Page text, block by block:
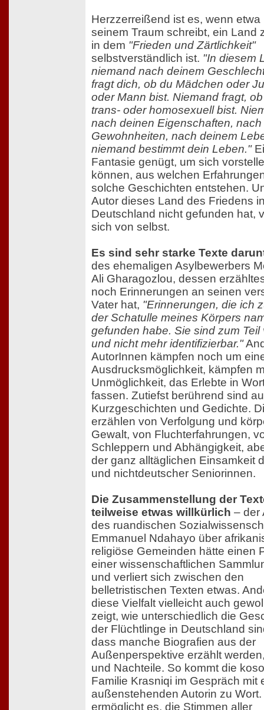
Herzzerreißend ist es, wenn etwa
seinem Traum schreibt, ein Land
in dem "Frieden und Zärtlichkeit"
selbstverständlich ist. "In diesem
niemand nach deinem
fragt dich, ob du Mädchen oder
oder Mann bist. Niemand fragt,
trans- oder homosexuell bist.
nach deinen Eigenschaften,
Gewohnheiten, nach deinem
niemand bestimmt dein Leben."
Fantasie genügt, um sich
können, aus welchen
solche Geschichten entstehen.
Autor dieses Land des Friedens
Deutschland nicht gefunden hat,
sich von selbst.
Es sind sehr starke Texte
des ehemaligen Asylbewerbers
Ali Gharagozlou, dessen
noch Erinnerungen an seinen
Vater hat, "Erinnerungen, die ich
der Schatulle meines Körpers
gefunden habe. Sie sind zum Teil
und nicht mehr identifizierbar."
AutorInnen kämpfen noch um
Ausdrucksmöglichkeit, kämpfen
Unmöglichkeit, das Erlebte in
fassen. Zutiefst berührend sind
Kurzgeschichten und Gedichte.
erzählen von Verfolgung und
Gewalt, von Fluchterfahrungen,
Schleppern und Abhängigkeit,
der ganz alltäglichen Einsamkeit
und nichtdeutscher Seniorinnen.
Die Zusammenstellung der
teilweise etwas willkürlich – der
des ruandischen
Emmanuel Ndahayo über
religiöse Gemeinden hätte einen
einer wissenschaftlichen
und verliert sich zwischen den
belletristischen Texten etwas.
diese Vielfalt vielleicht auch
zeigt, wie unterschiedlich die
der Flüchtlinge in Deutschland
dass manche Biografien aus der
Außenperspektive erzählt
und Nachteile. So kommt die
Familie Krasniqi im Gespräch mit
außenstehenden Autorin zu
ermöglicht es, die Stimmen aller